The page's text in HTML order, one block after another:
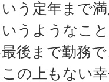
いう定年まで
いうようなこ
後まで勤務
の上もない